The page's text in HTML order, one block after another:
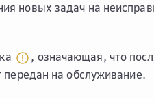
новых задач на
, означающая, что
передан на обслуживание.